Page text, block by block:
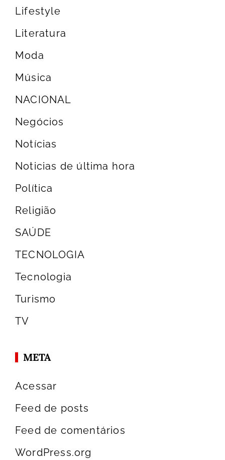
Lifestyle
Literatura
Moda
Música
NACIONAL
Negócios
Notícias
Noticias de última hora
Política
Religião
SAÚDE
TECNOLOGIA
Tecnologia
Turismo
TV
META
Acessar
Feed de posts
Feed de comentários
WordPress.org